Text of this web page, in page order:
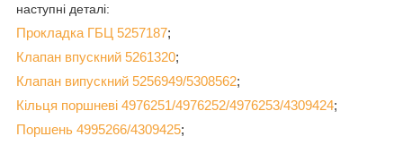
наступні деталі:
Прокладка ГБЦ 5257187;
Клапан впускний 5261320;
Клапан випускний 5256949/5308562;
Кільця поршневі 4976251/4976252/4976253/4309424;
Поршень 4995266/4309425;